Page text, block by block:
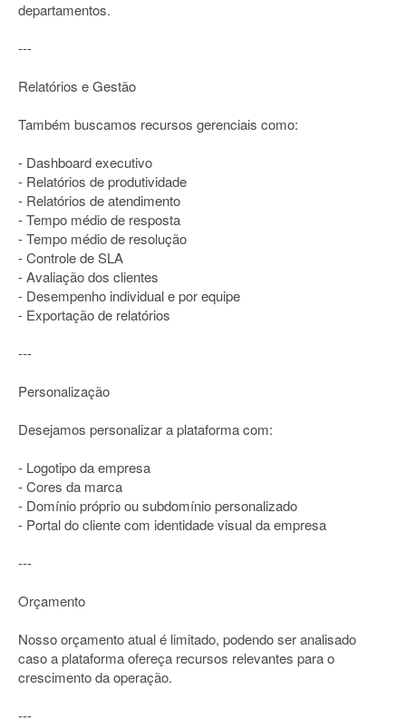
departamentos.
---
Relatórios e Gestão
Também buscamos recursos gerenciais como:
- Dashboard executivo
- Relatórios de produtividade
- Relatórios de atendimento
- Tempo médio de resposta
- Tempo médio de resolução
- Controle de SLA
- Avaliação dos clientes
- Desempenho individual e por equipe
- Exportação de relatórios
---
Personalização
Desejamos personalizar a plataforma com:
- Logotipo da empresa
- Cores da marca
- Domínio próprio ou subdomínio personalizado
- Portal do cliente com identidade visual da empresa
---
Orçamento
Nosso orçamento atual é limitado, podendo ser analisado
caso a plataforma ofereça recursos relevantes para o
crescimento da operação.
---